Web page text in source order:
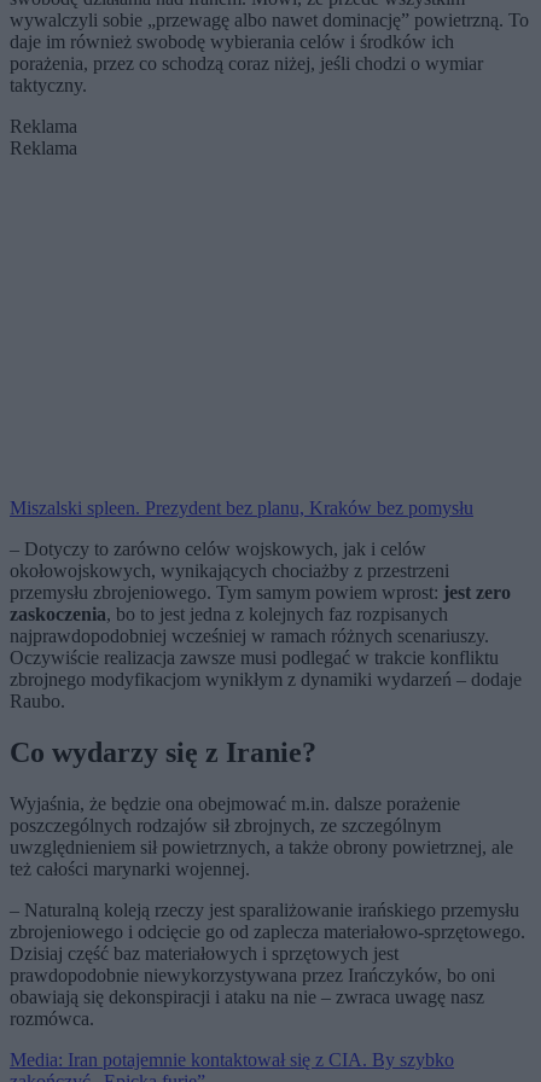
wywalczyli sobie „przewagę albo nawet dominację” powietrzną. To
daje im również swobodę wybierania celów i środków ich
porażenia, przez co schodzą coraz niżej, jeśli chodzi o wymiar
taktyczny.
Reklama
Reklama
Miszalski spleen. Prezydent bez planu, Kraków bez pomysłu
– Dotyczy to zarówno celów wojskowych, jak i celów
okołowojskowych, wynikających chociażby z przestrzeni
przemysłu zbrojeniowego. Tym samym powiem wprost: jest zero
zaskoczenia, bo to jest jedna z kolejnych faz rozpisanych
najprawdopodobniej wcześniej w ramach różnych scenariuszy.
Oczywiście realizacja zawsze musi podlegać w trakcie konfliktu
zbrojnego modyfikacjom wynikłym z dynamiki wydarzeń – dodaje
Raubo.
Co wydarzy się z Iranie?
Wyjaśnia, że będzie ona obejmować m.in. dalsze porażenie
poszczególnych rodzajów sił zbrojnych, ze szczególnym
uwzględnieniem sił powietrznych, a także obrony powietrznej, ale
też całości marynarki wojennej.
– Naturalną koleją rzeczy jest sparaliżowanie irańskiego przemysłu
zbrojeniowego i odcięcie go od zaplecza materiałowo-sprzętowego.
Dzisiaj część baz materiałowych i sprzętowych jest
prawdopodobnie niewykorzystywana przez Irańczyków, bo oni
obawiają się dekonspiracji i ataku na nie – zwraca uwagę nasz
rozmówca.
Media: Iran potajemnie kontaktował się z CIA. By szybko